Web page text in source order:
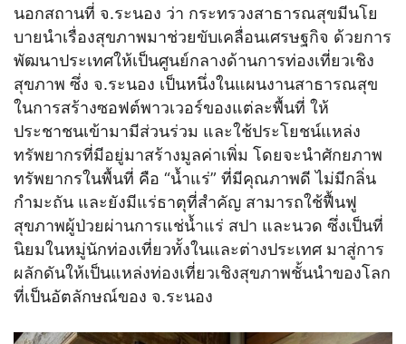
นอกสถานที่ จ.ระนอง ว่า กระทรวงสาธารณสุขมีนโย
บายนำเรื่องสุขภาพมาช่วยขับเคลื่อนเศรษฐกิจ ด้วยการ
พัฒนาประเทศให้เป็นศูนย์กลางด้านการท่องเที่ยวเชิง
สุขภาพ ซึ่ง จ.ระนอง เป็นหนึ่งในแผนงานสาธารณสุข
ในการสร้างซอฟต์พาวเวอร์ของแต่ละพื้นที่ ให้
ประชาชนเข้ามามีส่วนร่วม และใช้ประโยชน์แหล่ง
ทรัพยากรที่มีอยู่มาสร้างมูลค่าเพิ่ม โดยจะนำศักยภาพ
ทรัพยากรในพื้นที่ คือ “น้ำแร่” ที่มีคุณภาพดี ไม่มีกลิ่น
กำมะถัน และยังมีแร่ธาตุที่สำคัญ สามารถใช้ฟื้นฟู
สุขภาพผู้ป่วยผ่านการแช่น้ำแร่ สปา และนวด ซึ่งเป็นที่
นิยมในหมู่นักท่องเที่ยวทั้งในและต่างประเทศ มาสู่การ
ผลักดันให้เป็นแหล่งท่องเที่ยวเชิงสุขภาพชั้นนำของโลก
ที่เป็นอัตลักษณ์ของ จ.ระนอง